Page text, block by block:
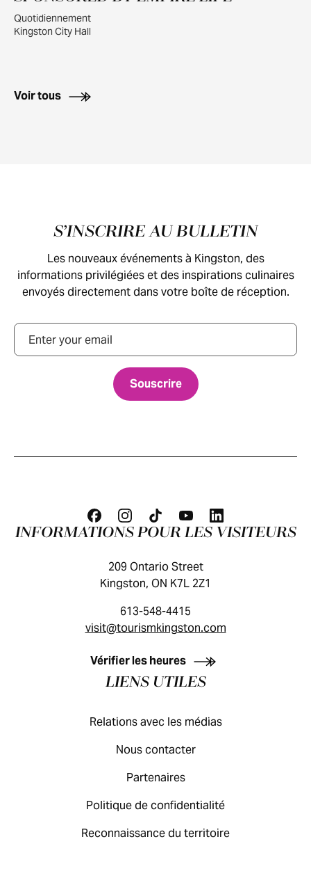
Quotidiennement
Kingston City Hall
Voir tous
Pied de pageS’INSCRIRE AU BULLETIN
Les nouveaux événements à Kingston, des
informations privilégiées et des inspirations culinaires
envoyés directement dans votre boîte de réception.
Courriel
GUIDE DES VISITEURS
INFORMATIONS POUR LES VISITEURS
209 Ontario Street
Kingston, ON K7L 2Z1
613-548-4415
visit@tourismkingston.com
Vérifier les heures
LIENS UTILES
Relations avec les médias
Nous contacter
Partenaires
Politique de confidentialité
Reconnaissance du territoire